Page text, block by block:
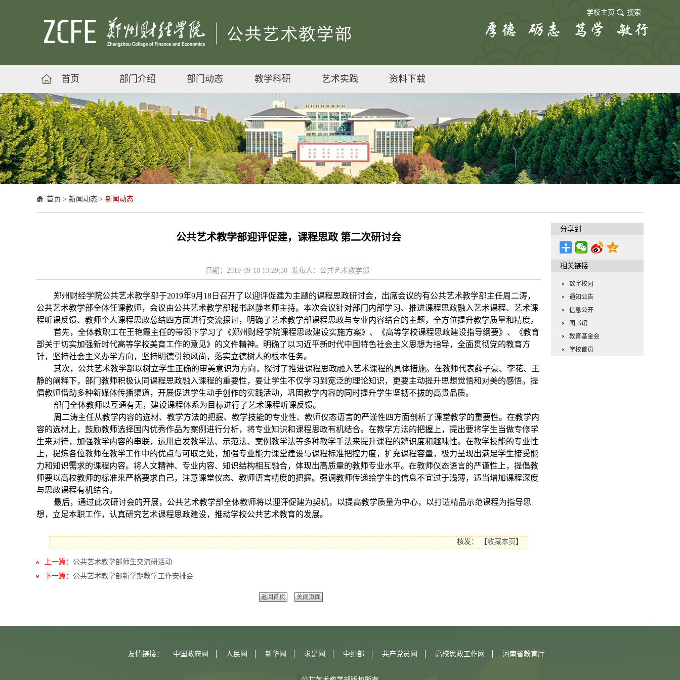
学校主页 搜索
首页 部门介绍 部门动态 教学科研 艺术实践 资料下载
首页 > 新闻动态 > 新闻动态
公共艺术教学部迎评促建，课程思政 第二次研讨会
日期：2019-09-18 13:29:30 发布人：公共艺术教学部
郑州财经学院公共艺术教学部于2019年9月 18 日召开了以迎评促建为主题的课程思政研讨会，出席会议的有公共艺术教学部主任周二涛，
公共艺术教学部全体任课教师，会议由公共艺术教学部秘书赵静老师主持。本次会议针对部门内部学习、推进课程思政融入艺术课程、艺术课
程听课反馈、教师个人课程思政总结四方面进行交流探讨，明确了艺术教学部课程思政与专业内容结合的主题，全方位提升教学质量和精度。
首先，全体教职工在王艳霞主任的带领下学习了《郑州财经学院课程思政建设实施方案》、《高等学校课程思政建设指导纲要》、《教育
部关于切实加强新时代高等学校美育工作的意见》的文件精神。明确了以习近平新时代中国特色社会主义思想为指导，全面贯彻党的教育方
针，坚持社会主义办学方向，坚持明德引领风尚，落实立德树人的根本任务。
其次，公共艺术教学部以树立学生正确的审美意识为方向，探讨了推进课程思政融入艺术课程的具体措施。在教师代表薛子豪、李花、王
静的阐释下，部门教师积极认同课程思政融入课程的重要性，要让学生不仅学习到宽泛的理论知识，更要主动提升思想觉悟和对美的感悟。提
倡教师借助多种新媒体传播渠道，开展促进学生动手创作的实践活动，巩固教学内容的同时提升学生坚韧不拔的高贵品质。
部门全体教师以互通有无，建设课程体系为目标进行了艺术课程听课反馈。
周二涛主任从教学内容的选材、教学方法的把握、教学技能的专业性、教师仪态语言的严谨性四方面剖析了课堂教学的重要性。在教学内
容的选材上，鼓励教师选择国内优秀作品为案例进行分析，将专业知识和课程思政有机结合。在教学方法的把握上，提出要将学生当做专修学
生来对待，加强教学内容的串联，运用启发教学法、示范法、案例教学法等多种教学手法来提升课程的辨识度和趣味性。在教学技能的专业性
上，提炼各位教师在教学工作中的优点与可取之处，加强专业能力课堂建设与课程标准把控力度，扩充课程容量，极力呈现出满足学生接受能
力和知识需求的课程内容。将人文精神、专业内容、知识结构相互融合，体现出高质量的教师专业水平。在教师仪态语言的严谨性上，提倡教
师要以高校教师的标准来严格要求自己，注意课堂仪态、教师语言精度的把握。强调教师传递给学生的信息不宜过于浅薄，适当增加课程深度
与思政课程有机结合。
最后，通过此次研讨会的开展，公共艺术教学部全体教师将以迎评促建为契机，以提高教学质量为中心，以打造精品示范课程为指导思
想，立足本职工作，认真研究艺术课程思政建设，推动学校公共艺术教育的发展。
核发： 【收藏本页 】
上一篇： 公共艺术教学部师生交流研活动
下一篇： 公共艺术教学部新学期教学工作安排会
返回首页 关闭页面
分享到
相关链接
数字校园
通知公告
信息公开
图书馆
教育基金会
学校首页
友情链接： 中国政府网 人民网 新华网 求是网 中组部 共产党员网 高校思政工作网 河南省教育厅